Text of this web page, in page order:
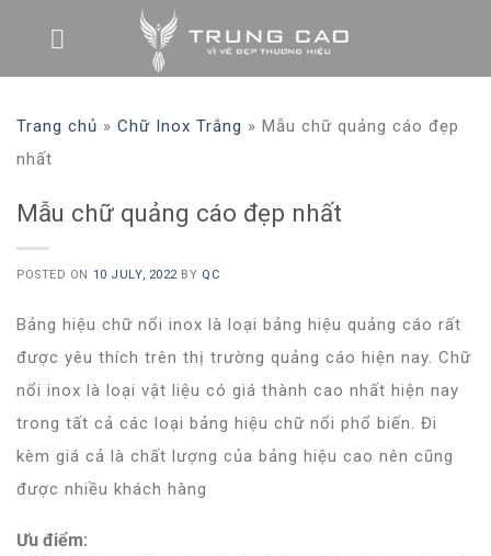
Trang chủ » Chữ Inox Trắng » Mẫu chữ quảng cáo đẹp
nhất
Mẫu chữ quảng cáo đẹp nhất
POSTED ON 10 JULY, 2022 BY QC
Bảng hiệu chữ nổi inox là loại bảng hiệu quảng cáo rất
được yêu thích trên thị trường quảng cáo hiện nay. Chữ
nổi inox là loại vật liệu có giá thành cao nhất hiện nay
trong tất cả các loại bảng hiệu chữ nổi phổ biến. Đi
kèm giá cả là chất lượng của bảng hiệu cao nên cũng
được nhiều khách hàng
Ưu điểm: